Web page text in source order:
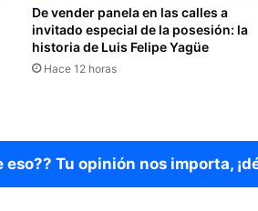
De vender panela en las calles a
invitado especial de la posesión: la
historia de Luis Felipe Yagüe
Hace 12 horas
eso?? Tu opinión nos importa,